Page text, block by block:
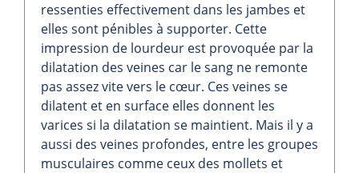
ressenties effectivement dans les jambes et
elles sont pénibles à supporter. Cette
impression de lourdeur est provoquée par la
dilatation des veines car le sang ne remonte
pas assez vite vers le cœur. Ces veines se
dilatent et en surface elles donnent les
varices si la dilatation se maintient. Mais il y a
aussi des veines profondes, entre les groupes
musculaires comme ceux des mollets et